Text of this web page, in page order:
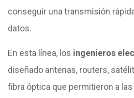
conseguir una transmisión
datos.
En esta línea, los ingenieros
diseñado antenas, routers,
fibra óptica que permitieron a